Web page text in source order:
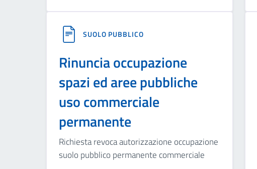
SUOLO PUBBLICO
Rinuncia occupazione
spazi ed aree pubbliche
uso commerciale
permanente
Richiesta revoca autorizzazione occupazione
suolo pubblico permanente commerciale